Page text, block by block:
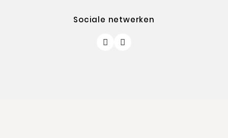
Sociale netwerken